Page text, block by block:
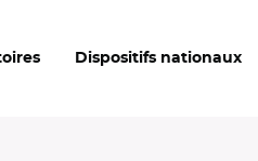
Dispositifs nationaux